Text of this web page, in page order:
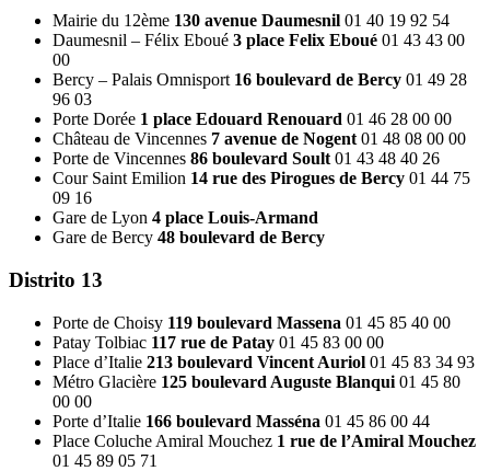
Mairie du 12ème 130 avenue Daumesnil 01 40 19 92 54
Daumesnil – Félix Eboué 3 place Felix Eboué 01 43 43 00
00
Bercy – Palais Omnisport 16 boulevard de Bercy 01 49 28
96 03
Porte Dorée 1 place Edouard Renouard 01 46 28 00 00
Château de Vincennes 7 avenue de Nogent 01 48 08 00 00
Porte de Vincennes 86 boulevard Soult 01 43 48 40 26
Cour Saint Emilion 14 rue des Pirogues de Bercy 01 44 75
09 16
Gare de Lyon 4 place Louis-Armand
Gare de Bercy 48 boulevard de Bercy
Distrito 13
Porte de Choisy 119 boulevard Massena 01 45 85 40 00
Patay Tolbiac 117 rue de Patay 01 45 83 00 00
Place d’Italie 213 boulevard Vincent Auriol 01 45 83 34 93
Métro Glacière 125 boulevard Auguste Blanqui 01 45 80
00 00
Porte d’Italie 166 boulevard Masséna 01 45 86 00 44
Place Coluche Amiral Mouchez 1 rue de l’Amiral Mouchez
01 45 89 05 71